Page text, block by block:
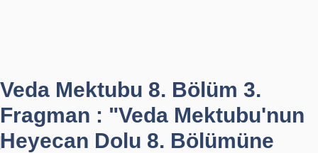
Veda Mektubu 8. Bölüm 3.
Fragman : "Veda Mektubu'nun
Heyecan Dolu 8. Bölümüne